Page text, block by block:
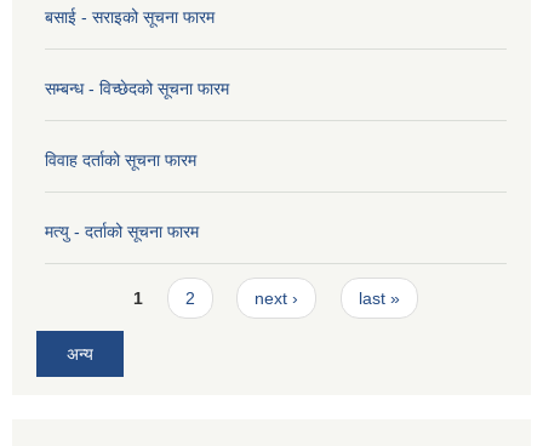
बसाई - सराइको सूचना फारम
सम्बन्ध - विच्छेदको सूचना फारम
विवाह दर्ताको सूचना फारम
मत्यु - दर्ताको सूचना फारम
Pages1 2 next › last »
अन्य